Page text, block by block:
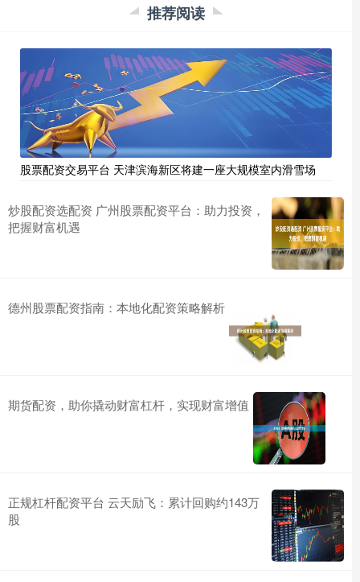
推荐阅读
股票配资交易平台 天津滨海新区将建一座大规模室内滑雪场
炒股配资选配资 广州股票配资平台：助力投资，
把握财富机遇
德州股票配资指南：本地化配资策略解析
期货配资，助你撬动财富杠杆，实现财富增值
正规杠杆配资平台 云天励飞：累计回购约143万
股